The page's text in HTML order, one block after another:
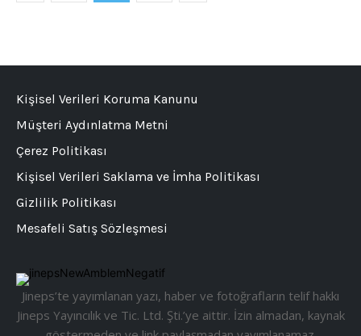
Jineps’te yayımlanan yazı, haber ve fotoğrafların telif hakkı
Jineps Yayıncılık ve Tic. Ltd. Şti.’ye aittir. İzin almadan, kaynak
Kişisel Verileri Koruma Kanunu
Müşteri Aydınlatma Metni
Çerez Politikası
Kişisel Verileri Saklama ve İmha Politikası
Gizlilik Politikası
Mesafeli Satış Sözleşmesi